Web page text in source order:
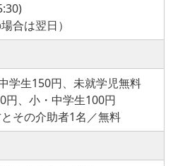
合は翌日）
学生150円、未就学児無料
円、小・中学生100円
その介助者1名／無料